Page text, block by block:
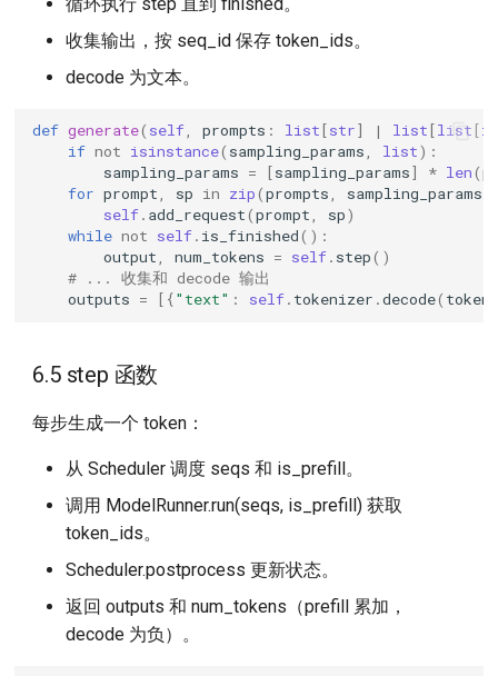
收集输出，按 seq_id 保存 token_ids。
decode 为文本。
def generate( self, prompts : list [str] | list [list [
if not isinstance( sampling_params, list):
sampling_params = [sampling_params] * len(
for prompt, sp in zip(prompts, sampling_params
self. add_request(prompt, sp)
while not self. is_finished():
output, num_tokens = self. step()
# ... 收集和 decode 输出
outputs = [{"text" : self. tokenizer .decode(
6.5 step 函数
每步生成一个 token：
从 Scheduler 调度 seqs 和 is_prefill。
调用 ModelRunner.run(seqs, is_prefill) 获取
token_ids。
Scheduler.postprocess 更新状态。
返回 outputs 和 num_tokens（prefill 累加，
decode 为负）。